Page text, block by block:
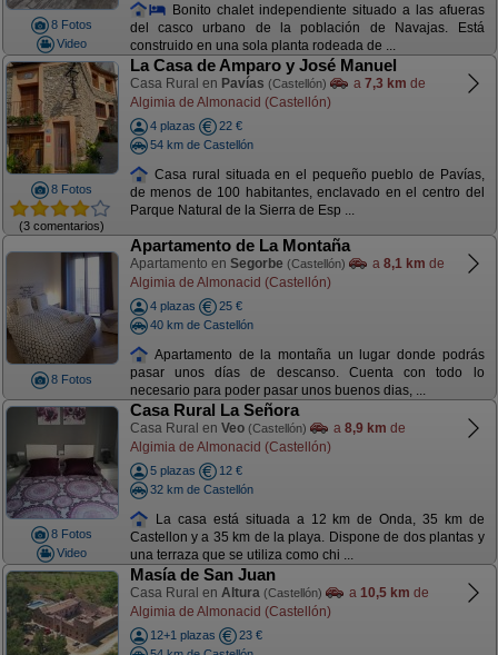
8 Fotos
Video
Bonito chalet independiente situado a las afueras
del casco urbano de la población de Navajas. Está
construido en una sola planta rodeada de ...
8 Fotos
(3 comentarios)
La Casa de Amparo y José Manuel
Casa Rural en Pavías (Castellón) a 7,3 km de
Algimia de Almonacid (Castellón)
4 plazas
22 €
54 km de Castellón
Casa rural situada en el pequeño pueblo de Pavías,
de menos de 100 habitantes, enclavado en el centro del
Parque Natural de la Sierra de Esp ...
8 Fotos
Apartamento de La Montaña
Apartamento en Segorbe (Castellón) a 8,1 km de
Algimia de Almonacid (Castellón)
4 plazas
25 €
40 km de Castellón
Apartamento de la montaña un lugar donde podrás
pasar unos días de descanso. Cuenta con todo lo
necesario para poder pasar unos buenos dias, ...
8 Fotos
Video
Casa Rural La Señora
Casa Rural en Veo (Castellón) a 8,9 km de
Algimia de Almonacid (Castellón)
5 plazas
12 €
32 km de Castellón
La casa está situada a 12 km de Onda, 35 km de
Castellon y a 35 km de la playa. Dispone de dos plantas y
una terraza que se utiliza como chi ...
Masía de San Juan
Casa Rural en Altura (Castellón) a 10,5 km de
Algimia de Almonacid (Castellón)
12+1 plazas
23 €